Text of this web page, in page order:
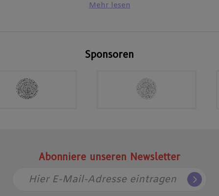
Mehr lesen
Sponsoren
Abonniere unseren Newsletter
Hier E-Mail-Adresse eintragen